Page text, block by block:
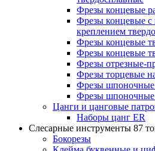
Фрезы концевые
Фрезы концевые с
креплением
Фрезы концевые
Фрезы концевые
Фрезы отрезные-
Фрезы торцевые
Фрезы шпоночные
Фрезы шпоночные
Цанги и цанговые
Наборы цанг ER
Слесарные инструменты 87
Бокорезы